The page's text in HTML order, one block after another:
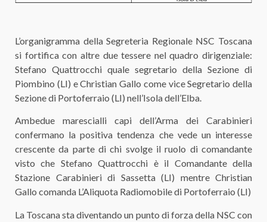
L’organigramma della Segreteria Regionale NSC Toscana
si fortifica con altre due tessere nel quadro dirigenziale:
Stefano Quattrocchi quale segretario della Sezione di
Piombino (LI) e Christian Gallo come vice Segretario della
Sezione di Portoferraio (LI) nell’Isola dell’Elba.
Ambedue marescialli capi dell’Arma dei Carabinieri
confermano la positiva tendenza che vede un interesse
crescente da parte di chi svolge il ruolo di comandante
visto che Stefano Quattrocchi è il Comandante della
Stazione Carabinieri di Sassetta (LI) mentre Christian
Gallo comanda L’Aliquota Radiomobile di Portoferraio (LI)
La Toscana sta diventando un punto di forza della NSC con